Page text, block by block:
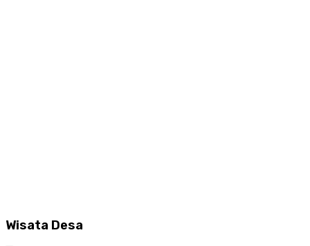
Wisata Desa